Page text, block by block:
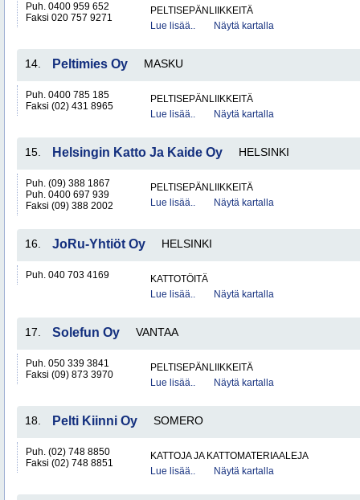
Puh. 0400 959 652
Faksi 020 757 9271
PELTISEPÄNLIIKKEITÄ
Lue lisää..
Näytä kartalla
14. Peltimies Oy MASKU
Puh. 0400 785 185
Faksi (02) 431 8965
PELTISEPÄNLIIKKEITÄ
Lue lisää..
Näytä kartalla
15. Helsingin Katto Ja Kaide Oy HELSINKI
Puh. (09) 388 1867
Puh. 0400 697 939
Faksi (09) 388 2002
PELTISEPÄNLIIKKEITÄ
Lue lisää..
Näytä kartalla
16. JoRu-Yhtiöt Oy HELSINKI
Puh. 040 703 4169
KATTOTÖITÄ
Lue lisää..
Näytä kartalla
17. Solefun Oy VANTAA
Puh. 050 339 3841
Faksi (09) 873 3970
PELTISEPÄNLIIKKEITÄ
Lue lisää..
Näytä kartalla
18. Pelti Kiinni Oy SOMERO
Puh. (02) 748 8850
Faksi (02) 748 8851
KATTOJA JA KATTOMATERIAALEJA
Lue lisää..
Näytä kartalla